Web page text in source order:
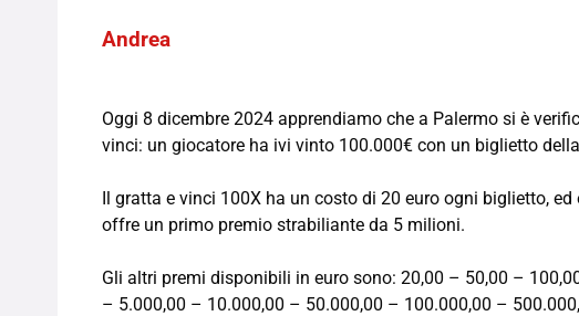
Andrea
Oggi 8 dicembre 2024 apprendiamo che a Palermo si è
vinci: un giocatore ha ivi vinto 100.000€ con un biglietto
Il gratta e vinci 100X ha un costo di 20 euro ogni biglietto,
offre un primo premio strabiliante da 5 milioni.
Gli altri premi disponibili in euro sono: 20,00 – 50,00 –
– 5.000,00 – 10.000,00 – 50.000,00 – 100.000,00 –